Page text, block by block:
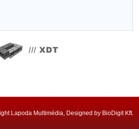
Lapoda Multimédia, Designed by BioDigit Kft.